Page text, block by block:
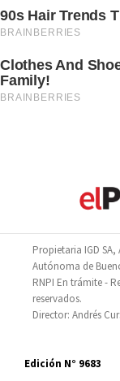
Propietaria IGD
Autónoma de
RNPI En trámite -
reservados.
Director: Andrés
Edición N° 9683